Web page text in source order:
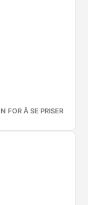
FOR Å SE PRISER